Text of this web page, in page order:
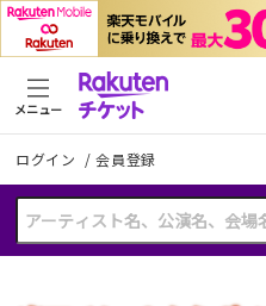
ログイン /会員登録
メニュー